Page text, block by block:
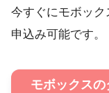
今すぐにモボッ
申込み可能です。
モボックス